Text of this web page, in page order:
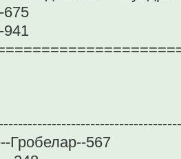
675
941
Гробелар--567